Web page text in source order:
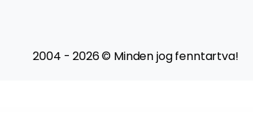
2004 - 2026 © Minden jog fenntartva!